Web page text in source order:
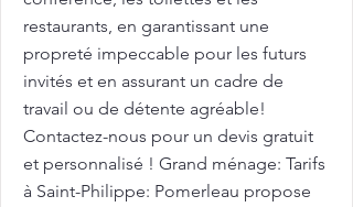
restaurants, en garantissant une
propreté impeccable pour les futurs
invités et en assurant un cadre de
travail ou de détente agréable!
Contactez-nous pour un devis gratuit
et personnalisé ! Grand ménage: Tarifs
à Saint-Philippe: Pomerleau propose